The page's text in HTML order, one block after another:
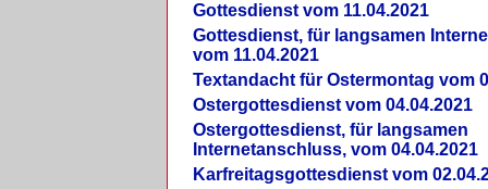
Gottesdienst vom 11.04.2021
Gottesdienst, für langsamen
vom 11.04.2021
Textandacht für Ostermontag vom
Ostergottesdienst vom 04.04.2021
Ostergottesdienst, für langsamen
Internetanschluss, vom 04.04.2021
Karfreitagsgottesdienst vom